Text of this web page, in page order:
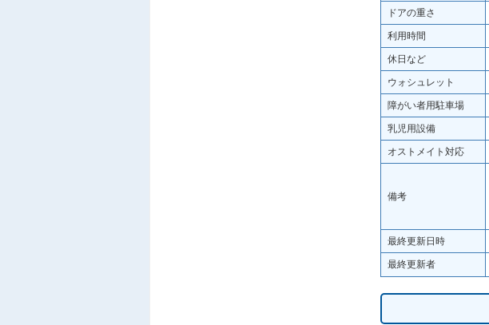
ドアの重さ
利用時間
休日など
ウォシュレット
障がい者用駐車場
乳児用設備
オストメイト対応
備考
最終更新日時
最終更新者